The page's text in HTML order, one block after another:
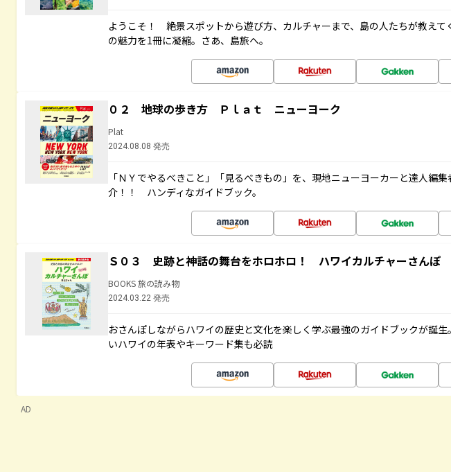
ようこそ！ 絶景スポットから遊び方、カルチャーまで、島の人たちが教えて
の魅力を1冊に凝縮。さあ、島旅へ。
０２ 地球の歩き方 Ｐｌａｔ ニューヨーク
Plat
2024.08.08 発売
「ＮＹでやるべきこと」「見るべきもの」を、現地ニューヨーカーと達人編
介！！ ハンディなガイドブック。
Ｓ０３ 史跡と神話の舞台をホロホロ！ ハワイカルチャーさんぽ
BOOKS 旅の読み物
2024.03.22 発売
おさんぽしながらハワイの歴史と文化を楽しく学ぶ最強のガイドブックが誕生
いハワイの年表やキーワード集も必読
AD